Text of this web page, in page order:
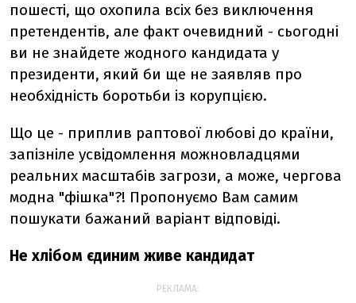
пошесті, що охопила всіх без виключення
претендентів, але факт очевидний - сьогодні
ви не знайдете жодного кандидата у
президенти, який би ще не заявляв про
необхідність боротьби із корупцією.
Що це - приплив раптової любові до країни,
запізніле усвідомлення можновладцями
реальних масштабів загрози, а може, чергова
модна "фішка"?! Пропонуємо Вам самим
пошукати бажаний варіант відповіді.
Не хлібом єдиним живе кандидат
РЕКЛАМА: